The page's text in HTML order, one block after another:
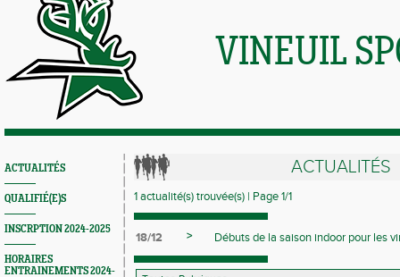
VINEUIL
ACTUALITÉS
QUALIFIÉ(E)S
INSCRPTION 2024-2025
HORAIRES
ENTRAINEMENTS 2024-
ACTUALITÉS
1 actualité(s) trouvée(s) | Page 1/1
18/12 > Débuts de la saison indoor pour les